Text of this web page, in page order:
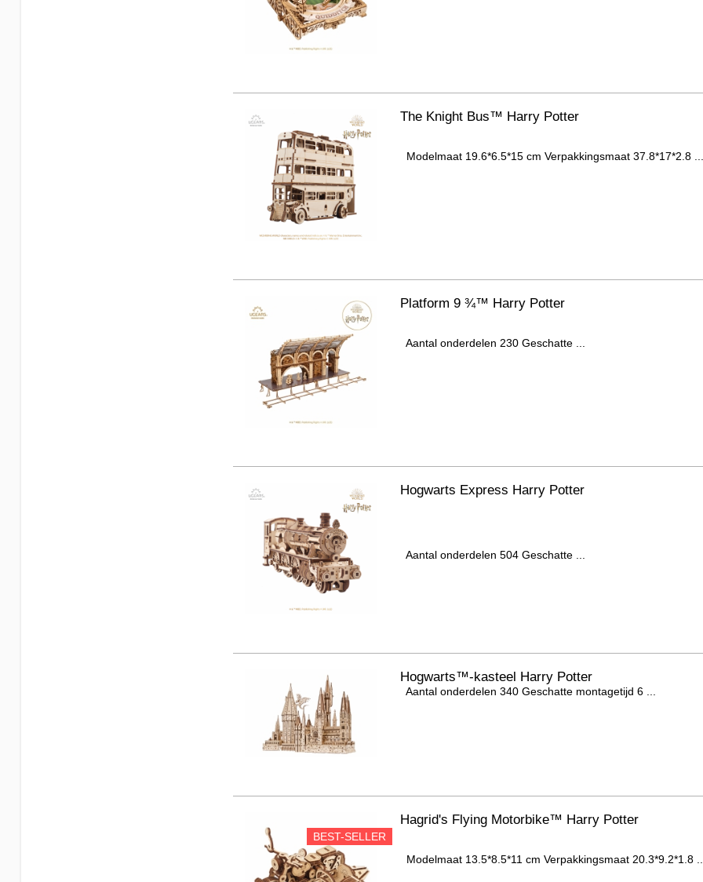
The Knight Bus™ Harry Potter
Modelmaat 19.6*6.5*15 cm Verpakkingsmaat 37.8*17*2.8 ...
Platform 9 ¾™ Harry Potter
Aantal onderdelen 230 Geschatte ...
Hogwarts Express Harry Potter
Aantal onderdelen 504 Geschatte ...
Hogwarts™-kasteel Harry Potter
Aantal onderdelen 340 Geschatte montagetijd 6 ...
BEST-SELLER
Hagrid's Flying Motorbike™ Harry Potter
Modelmaat 13.5*8.5*11 cm Verpakkingsmaat 20.3*9.2*1.8